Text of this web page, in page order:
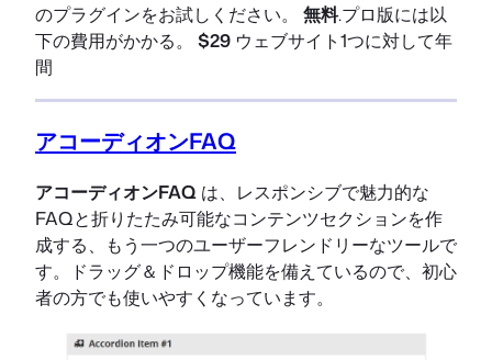
のプラグインをお試しください。 無料.プロ版には以
下の費用がかかる。 $29 ウェブサイト1つに対して年
間
アコーディオンFAQ
アコーディオンFAQ は、レスポンシブで魅力的な
FAQと折りたたみ可能なコンテンツセクションを作
成する、もう一つのユーザーフレンドリーなツールで
す。ドラッグ＆ドロップ機能を備えているので、初心
者の方でも使いやすくなっています。